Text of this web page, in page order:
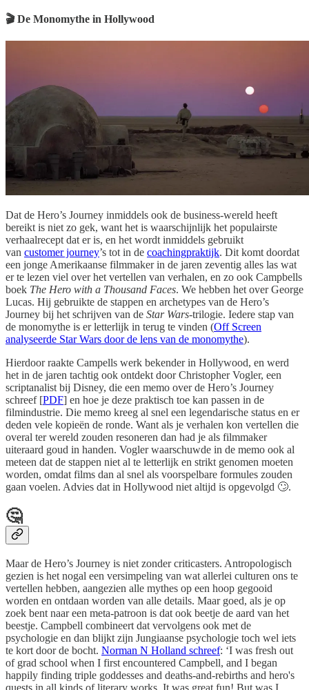
🎬 De Monomythe in Hollywood
Dat de Hero’s Journey inmiddels ook de business-wereld heeft
bereikt is niet zo gek, want het is waarschijnlijk het populairste
verhaalrecept dat er is, en het wordt inmiddels gebruikt
van customer journey’s tot in de coachingpraktijk. Dit komt doordat
een jonge Amerikaanse filmmaker in de jaren zeventig alles las wat
er te lezen viel over het vertellen van verhalen, en zo ook Campbells
boek The Hero with a Thousand Faces. We hebben het over George
Lucas. Hij gebruikte de stappen en archetypes van de Hero’s
Journey bij het schrijven van de Star Wars-trilogie. Iedere stap van
de monomythe is er letterlijk in terug te vinden (Off Screen
analyseerde Star Wars door de lens van de monomythe).
Hierdoor raakte Campells werk bekender in Hollywood, en werd
het in de jaren tachtig ook ontdekt door Christopher Vogler, een
scriptanalist bij Disney, die een memo over de Hero’s Journey
schreef [PDF] en hoe je deze praktisch toe kan passen in de
filmindustrie. Die memo kreeg al snel een legendarische status en er
deden vele kopieën de ronde. Want als je verhalen kon vertellen die
overal ter wereld zouden resoneren dan had je als filmmaker
uiteraard goud in handen. Vogler waarschuwde in de memo ook al
meteen dat de stappen niet al te letterlijk en strikt genomen moeten
worden, omdat films dan al snel als voorspelbare formules zouden
gaan voelen. Advies dat in Hollywood niet altijd is opgevolgd 🙄.
🤔
Maar de Hero’s Journey is niet zonder criticasters. Antropologisch
gezien is het nogal een versimpeling van wat allerlei culturen ons te
vertellen hebben, aangezien alle mythes op een hoop gegooid
worden en ontdaan worden van alle details. Maar goed, als je op
zoek bent naar een meta-patroon is dat ook beetje de aard van het
beestje. Campbell combineert dat vervolgens ook met de
psychologie en dan blijkt zijn Jungiaanse psychologie toch wel iets
te kort door de bocht. Norman N Holland schreef: ‘I was fresh out
of grad school when I first encountered Campbell, and I began
happily finding triple goddesses and deaths-and-rebirths and hero's